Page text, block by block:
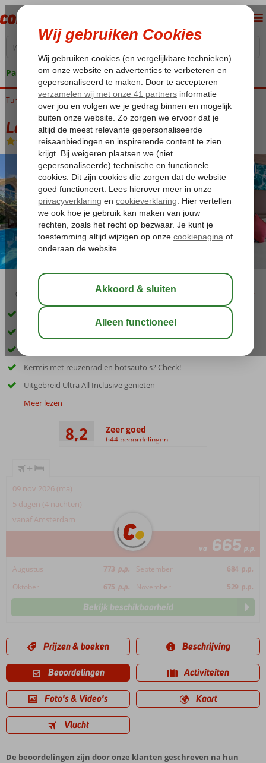
Pakketgarantie
Home
Turkije Turkse Riviera Alanya Turkler Long Beach Alanya
Long Beach Alanya
Ultra All Inclusive-Hotel
03:45
Fantastisch en levendig familiehotel
Met privézandstrand en pier
Kermis met reuzenrad en botsauto's? Check!
Uitgebreid Ultra All Inclusive genieten
Meer lezen
8,2 Zeer goed
644 beoordelingen
+
09 nov 2026 (ma)
5 dagen (4 nachten)
vanaf Amsterdam
va 665 p.p.
Augustus 773 p.p. September 684 p.p.
Oktober
675 p.p. November 529 p.p.
Bekijk beschikbaarheid
Prijzen & boeken Beschrijving
Beoordelingen Activiteiten
Foto's & Video's Kaart
Vlucht
De beoordelingen zijn door onze klanten geschreven na hun